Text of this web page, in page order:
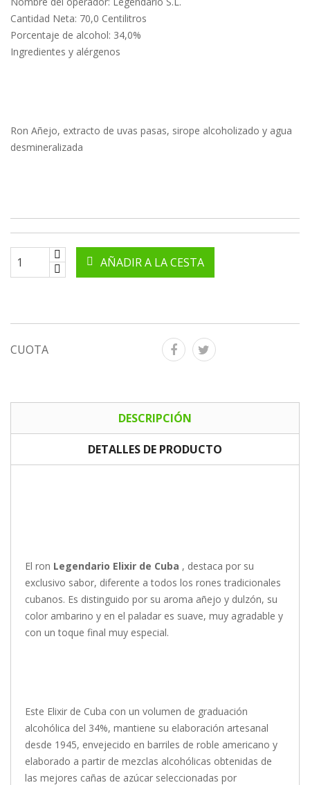
Cantidad Neta: 70,0 Centilitros
Porcentaje de alcohol: 34,0%
Ingredientes y alérgenos
Ron Añejo, extracto de uvas pasas, sirope alcoholizado y agua
desmineralizada
AÑADIR A LA CESTA
CUOTA
DESCRIPCIÓN
DETALLES DE PRODUCTO
El ron Legendario Elixir de Cuba , destaca por su
exclusivo sabor, diferente a todos los rones tradicionales
cubanos. Es distinguido por su aroma añejo y dulzón, su
color ambarino y en el paladar es suave, muy agradable y
con un toque final muy especial.
Este Elixir de Cuba con un volumen de graduación
alcohólica del 34%, mantiene su elaboración artesanal
desde 1945, envejecido en barriles de roble americano y
elaborado a partir de mezclas alcohólicas obtenidas de
las mejores cañas de azúcar seleccionadas por